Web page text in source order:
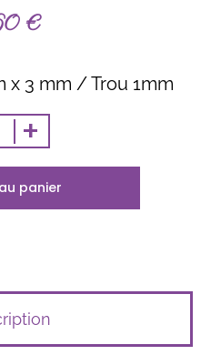
€
x 3 mm / Trou 1mm
+
panier